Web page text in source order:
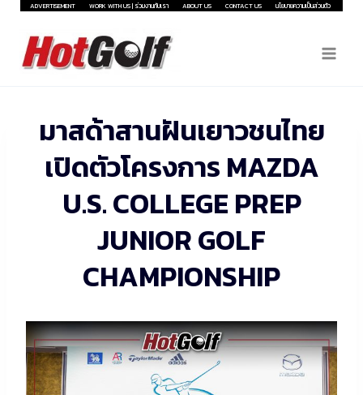
Skip
content
ADVERTISEMENT WORK WITH US | ร่วมงานกับเรา ABOUT US CONTACT US นโยบายความเป็นส่วนตัว
มาสด้าสานฝันเยาวชนไทย
เปิดตัวโครงการ MAZDA
U.S. COLLEGE PREP
JUNIOR GOLF
CHAMPIONSHIP